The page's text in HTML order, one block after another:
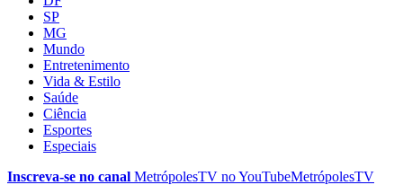
SP
MG
Mundo
Entretenimento
Vida & Estilo
Saúde
Ciência
Esportes
Especiais
Inscreva-se no canal MetrópolesTV noYouTubeMetrópolesTV